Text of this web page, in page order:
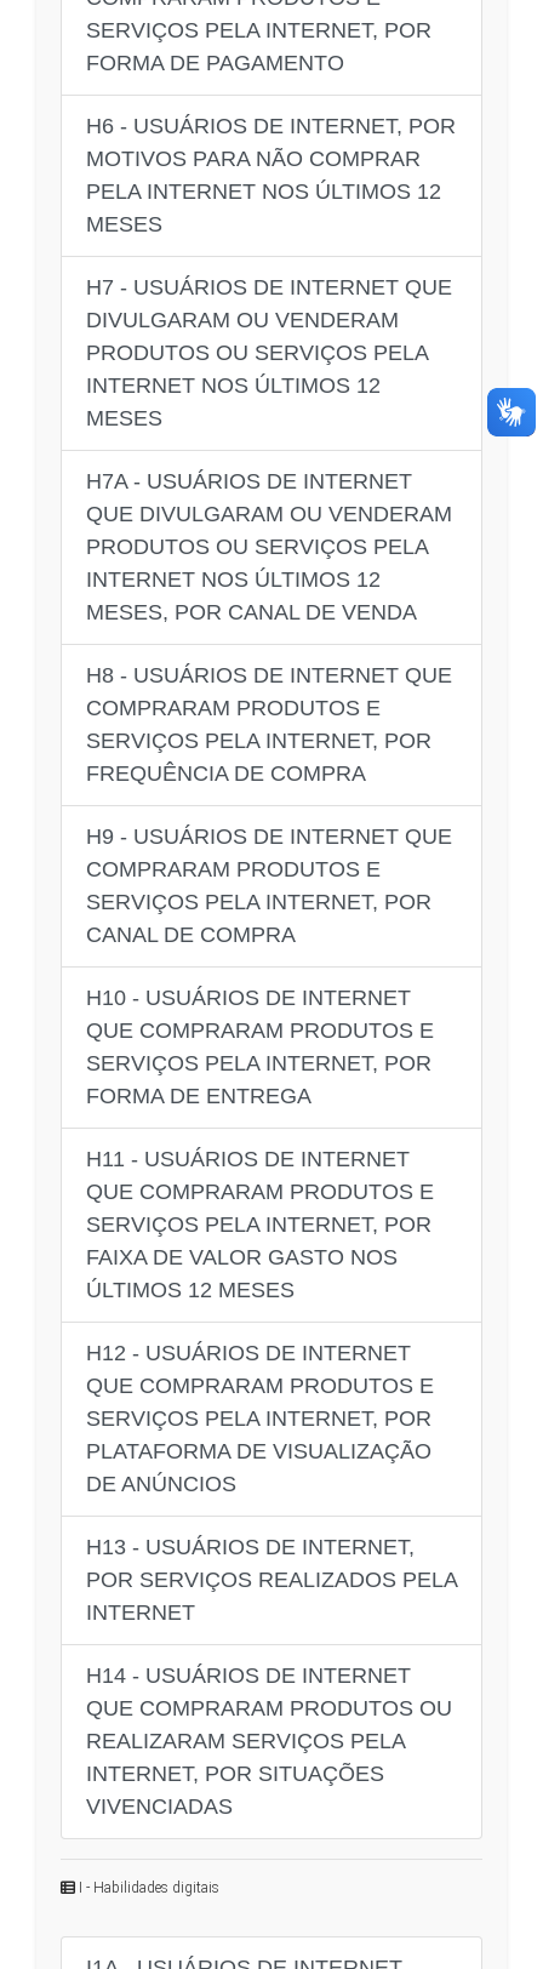
SERVIÇOS PELA INTERNET, POR
FORMA DE PAGAMENTO
H6 - USUÁRIOS DE INTERNET, POR
MOTIVOS PARA NÃO COMPRAR
PELA INTERNET NOS ÚLTIMOS 12
MESES
H7 - USUÁRIOS DE INTERNET QUE
DIVULGARAM OU VENDERAM
PRODUTOS OU SERVIÇOS PELA
INTERNET NOS ÚLTIMOS 12
MESES
H7A - USUÁRIOS DE INTERNET
QUE DIVULGARAM OU VENDERAM
PRODUTOS OU SERVIÇOS PELA
INTERNET NOS ÚLTIMOS 12
MESES, POR CANAL DE VENDA
H8 - USUÁRIOS DE INTERNET QUE
COMPRARAM PRODUTOS E
SERVIÇOS PELA INTERNET, POR
FREQUÊNCIA DE COMPRA
H9 - USUÁRIOS DE INTERNET QUE
COMPRARAM PRODUTOS E
SERVIÇOS PELA INTERNET, POR
CANAL DE COMPRA
H10 - USUÁRIOS DE INTERNET
QUE COMPRARAM PRODUTOS E
SERVIÇOS PELA INTERNET, POR
FORMA DE ENTREGA
H11 - USUÁRIOS DE INTERNET
QUE COMPRARAM PRODUTOS E
SERVIÇOS PELA INTERNET, POR
FAIXA DE VALOR GASTO NOS
ÚLTIMOS 12 MESES
H12 - USUÁRIOS DE INTERNET
QUE COMPRARAM PRODUTOS E
SERVIÇOS PELA INTERNET, POR
PLATAFORMA DE VISUALIZAÇÃO
DE ANÚNCIOS
H13 - USUÁRIOS DE INTERNET,
POR SERVIÇOS REALIZADOS PELA
INTERNET
H14 - USUÁRIOS DE INTERNET
QUE COMPRARAM PRODUTOS OU
REALIZARAM SERVIÇOS PELA
INTERNET, POR SITUAÇÕES
VIVENCIADAS
I - Habilidades digitais